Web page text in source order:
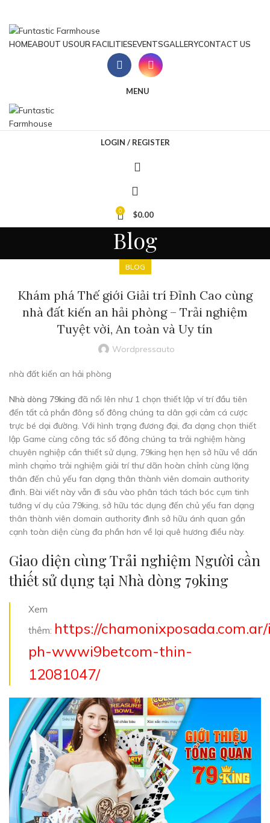
HOMEABOUT USOUR FACILITIESEVENTSGALLERYCONTACT US
MENU
LOGIN / REGISTER
0 $0.00
Blog
BLOG
Khám phá Thế giới Giải trí Đỉnh Cao cùng
nhà đất kiến an hải phòng – Trải nghiệm
Tuyệt vời, An toàn và Uy tín
Wordpressauto
nhà đất kiến an hải phòng
Nhà dòng 79king đã nổi lên như 1 chọn thiết lập ví trí đầu tiên
đến tất cả phần đông số đông chúng ta dân gợi cảm cá cược
trực bé dại đường. Với hình trạng đương đại, đa dạng chọn thiết
lập Game cùng công tác số đông chúng ta trải nghiệm hàng
chuyên nghiệp cần thiết sử dụng, 79king hẹn hẹn sở hữu về dấn
mình chạm̀o trải nghiệm giải trí thư dãn hoàn chỉnh cùng lặng
thân đến chủ yếu fan dạng thân thành viên domain authority
đình. Bài viết này vẫn đi sâu vào phân tách tách bóc cụm tinh
tướng ví dụ của 79king, sở hữu tác dụng đến chủ yếu fan dạng
thân thành viên domain authority đình sở hữu ánh quan gần
cạnh toàn diện cùng đa phần hơn về lại quê hương điều này.
Giao diện cùng Trải nghiệm Người cần
thiết sử dụng tại Nhà dòng 79king
Xem
thêm: https://
ph-wwwi9betcom-thin-
12081047/